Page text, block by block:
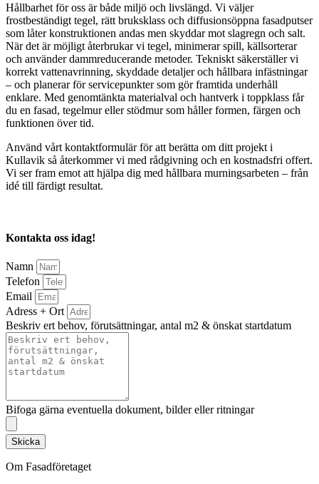
Hållbarhet för oss är både miljö och livslängd. Vi väljer
frostbeständigt tegel, rätt bruksklass och diffusionsöppna fasadputser
som låter konstruktionen andas men skyddar mot slagregn och salt.
När det är möjligt återbrukar vi tegel, minimerar spill, källsorterar
och använder dammreducerande metoder. Tekniskt säkerställer vi
korrekt vattenavrinning, skyddade detaljer och hållbara infästningar
– och planerar för servicepunkter som gör framtida underhåll
enklare. Med genomtänkta materialval och hantverk i toppklass får
du en fasad, tegelmur eller stödmur som håller formen, färgen och
funktionen över tid.
Använd vårt kontaktformulär för att berätta om ditt projekt i
Kullavik så återkommer vi med rådgivning och en kostnadsfri offert.
Vi ser fram emot att hjälpa dig med hållbara murningsarbeten – från
idé till färdigt resultat.
Kontakta oss idag!
Namn
Telefon
Email
Adress + Ort
Beskriv ert behov, förutsättningar, antal m2 & önskat startdatum
Bifoga gärna eventuella dokument, bilder eller ritningar
Skicka
Om Fasadföretaget